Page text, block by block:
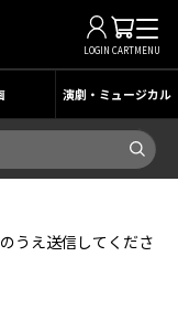
LOGIN CARTMENU
演劇・ミュージカル
うえ送信してくださ